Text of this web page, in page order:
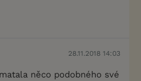
28.11.2018 14:03
něco podobného své